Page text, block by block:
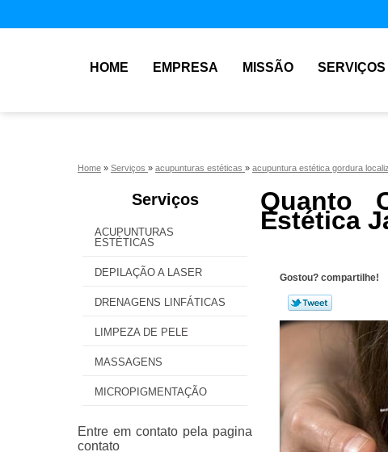
HOME EMPRESA MISSÃO SERVIÇOS
Home » Serviços » acupunturas estéticas » acupuntura estética gordura
Serviços
ACUPUNTURAS
ESTÉTICAS
DEPILAÇÃO A LASER
DRENAGENS LINFÁTICAS
LIMPEZA DE PELE
MASSAGENS
MICROPIGMENTAÇÃO
Quanto
Estética
Gostou? compartilhe!